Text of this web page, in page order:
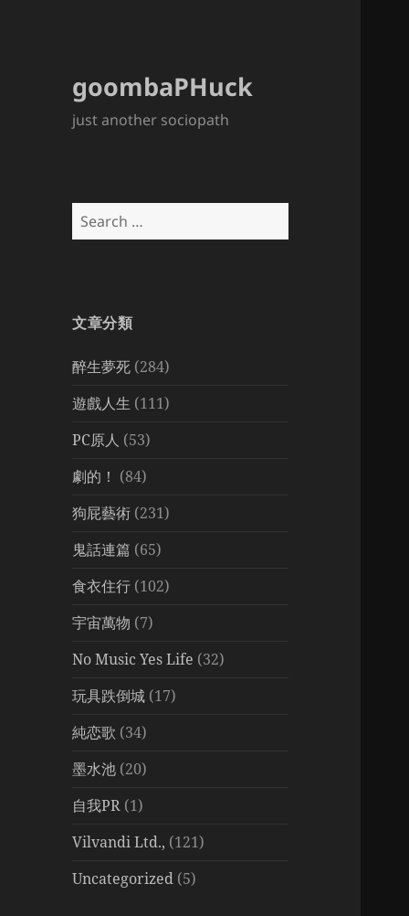
goombaPHuck
just another sociopath
Search
for:
文章分類
醉生夢死 (284)
遊戲人生 (111)
PC原人 (53)
劇的！ (84)
狗屁藝術 (231)
鬼話連篇 (65)
食衣住行 (102)
宇宙萬物 (7)
No Music Yes Life (32)
玩具跌倒城 (17)
純恋歌 (34)
墨水池 (20)
自我PR (1)
Vilvandi Ltd., (121)
Uncategorized (5)